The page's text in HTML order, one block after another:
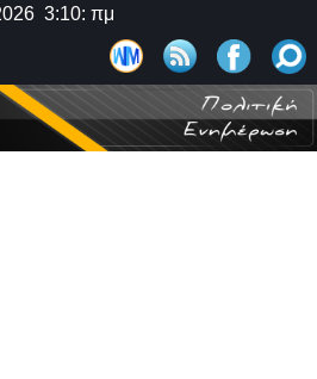
3:10: πμ